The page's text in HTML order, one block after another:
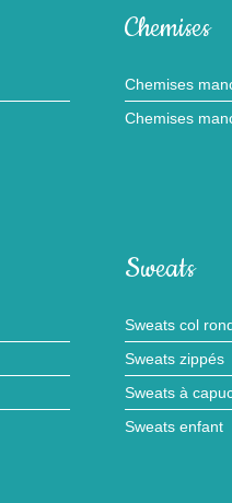
Chemises
Chemises
Chemises
Sweats
Sweats col
Sweats zippés
Sweats à
Sweats enfant